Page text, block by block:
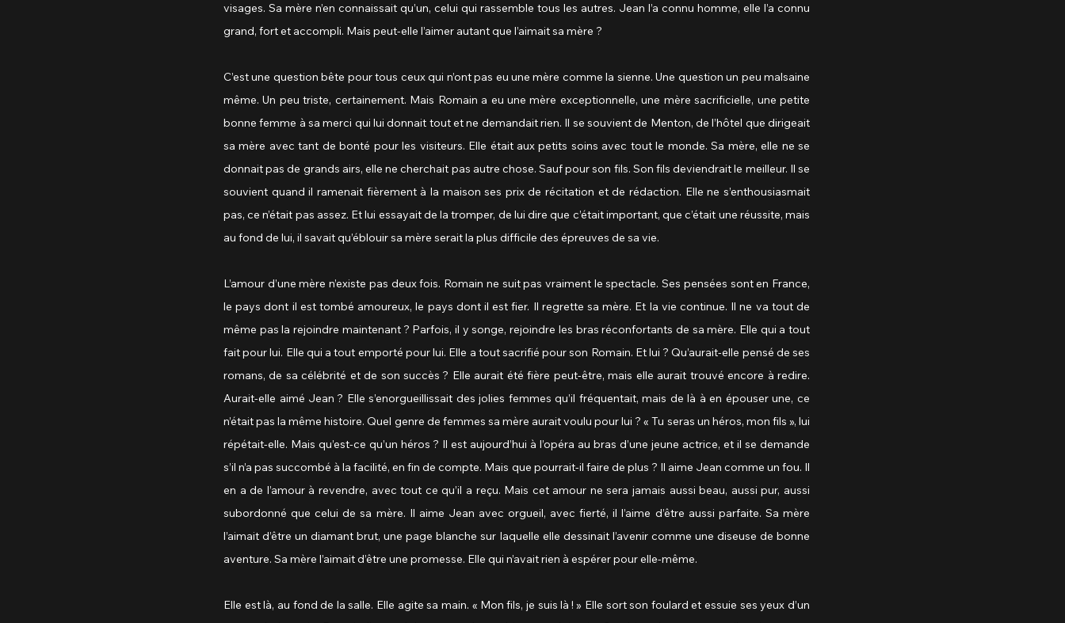
visages. Sa mère n’en connaissait qu’un, celui qui rassemble tous les autres. Jean l’a connu homme, elle l’a connu
grand, fort et accompli. Mais peut-elle l’aimer autant que l’aimait sa mère ?
C’est une question bête pour tous ceux qui n’ont pas eu une mère comme la sienne. Une question un peu malsaine
même. Un peu triste, certainement. Mais Romain a eu une mère exceptionnelle, une mère sacrificielle, une petite
bonne femme à sa merci qui lui donnait tout et ne demandait rien. Il se souvient de Menton, de l’hôtel que dirigeait
sa mère avec tant de bonté pour les visiteurs. Elle était aux petits soins avec tout le monde. Sa mère, elle ne se
donnait pas de grands airs, elle ne cherchait pas autre chose. Sauf pour son fils. Son fils deviendrait le meilleur. Il se
souvient quand il ramenait fièrement à la maison ses prix de récitation et de rédaction. Elle ne s’enthousiasmait
pas, ce n’était pas assez. Et lui essayait de la tromper, de lui dire que c’était important, que c’était une réussite, mais
au fond de lui, il savait qu’éblouir sa mère serait la plus difficile des épreuves de sa vie.
L’amour d’une mère n’existe pas deux fois. Romain ne suit pas vraiment le spectacle. Ses pensées sont en France,
le pays dont il est tombé amoureux, le pays dont il est fier. Il regrette sa mère. Et la vie continue. Il ne va tout de
même pas la rejoindre maintenant ? Parfois, il y songe, rejoindre les bras réconfortants de sa mère. Elle qui a tout
fait pour lui. Elle qui a tout emporté pour lui. Elle a tout sacrifié pour son Romain. Et lui ? Qu’aurait-elle pensé de ses
romans, de sa célébrité et de son succès ? Elle aurait été fière peut-être, mais elle aurait trouvé encore à redire.
Aurait-elle aimé Jean ? Elle s’enorgueillissait des jolies femmes qu’il fréquentait, mais de là à en épouser une, ce
n’était pas la même histoire. Quel genre de femmes sa mère aurait voulu pour lui ? « Tu seras un héros, mon fils », lui
répétait-elle. Mais qu’est-ce qu’un héros ? Il est aujourd’hui à l’opéra au bras d’une jeune actrice, et il se demande
s’il n’a pas succombé à la facilité, en fin de compte. Mais que pourrait-il faire de plus ? Il aime Jean comme un fou. Il
en a de l’amour à revendre, avec tout ce qu’il a reçu. Mais cet amour ne sera jamais aussi beau, aussi pur, aussi
subordonné que celui de sa mère. Il aime Jean avec orgueil, avec fierté, il l’aime d’être aussi parfaite. Sa mère
l’aimait d’être un diamant brut, une page blanche sur laquelle elle dessinait l’avenir comme une diseuse de bonne
aventure. Sa mère l’aimait d’être une promesse. Elle qui n’avait rien à espérer pour elle-même.
Elle est là, au fond de la salle. Elle agite sa main. « Mon fils, je suis là ! » Elle sort son foulard et essuie ses yeux d’un